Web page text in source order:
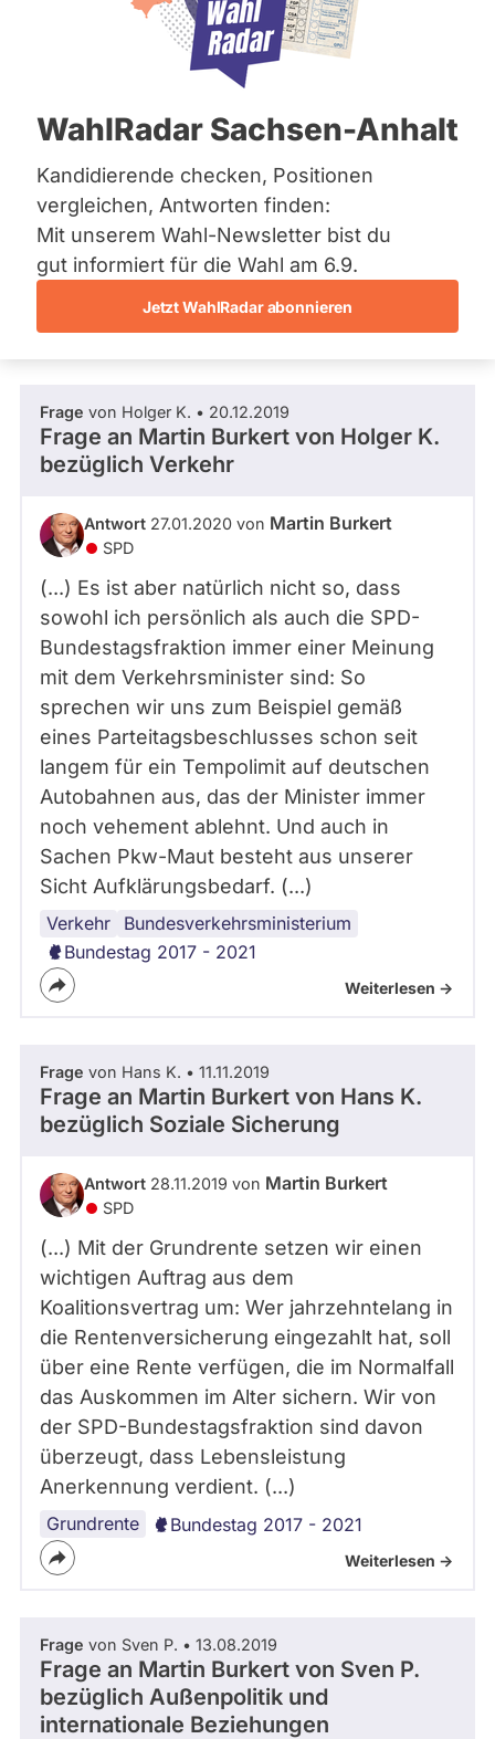
Bremen
Hamburg
Mecklenburg-Vorpommern
Nordrhein-Westfalen
Saarland
Sachsen
Sachsen-Anhalt
Sachsen-Anhalt
Schleswig-Holstein
Thüringen
Archiv
Spenden
WahlRadar Sachsen-Anhalt
Kandidierende checken, Positionen
vergleichen, Antworten finden:
Mit unserem Wahl-Newsletter bist du
gut informiert für die Wahl am 6.9.
Jetzt WahlRadar abonnieren
SPD
Dieser Politiker hat kein aktuelles und kein
zukünftiges Mandat und keine
Direktandidatur auf Landes-, Bundes- oder
Wahlliste werden bei uns nicht erfasst.
Die Fragefunktion ist für diese Person
derzeit nicht aktiv.
Politiker:innen
aktiven
oder
Mandaten
können
abgeordnetenwatch
befragt
werden.
Fragen und Antworten
Frage von Holger K. • 20.12.2019
Frage an Martin Burkert von Holger K.
bezüglich Verkehr
Antwort 27.01.2020 von Martin Burkert
SPD
(...) Es ist aber natürlich nicht so, dass
sowohl ich persönlich als auch die SPD-
Bundestagsfraktion immer einer Meinung
mit dem Verkehrsminister sind: So
sprechen wir uns zum Beispiel gemäß
eines Parteitagsbeschlusses schon seit
langem für ein Tempolimit auf deutschen
Autobahnen aus, das der Minister immer
noch vehement ablehnt. Und auch in
Sachen Pkw-Maut besteht aus unserer
Sicht Aufklärungsbedarf. (...)
Verkehr Bundesverkehrsministerium
Bundestag
Koalition
Bundesregierung
Bundestag 2017 - 2021
Weiterlesen ->
Frage von Hans K. • 11.11.2019
Frage an Martin Burkert von Hans K.
bezüglich Soziale Sicherung
Antwort 28.11.2019 von Martin Burkert
SPD
(...) Mit der Grundrente setzen wir einen
wichtigen Auftrag aus dem
Koalitionsvertrag um: Wer jahrzehntelang in
die Rentenversicherung eingezahlt hat, soll
über eine Rente verfügen, die im Normalfall
das Auskommen im Alter sichern. Wir von
der SPD-Bundestagsfraktion sind davon
überzeugt, dass Lebensleistung
Anerkennung verdient. (...)
Grundrente Bundestag 2017 - 2021
Weiterlesen ->
Frage von Sven P. • 13.08.2019
Frage an Martin Burkert von Sven P.
bezüglich Außenpolitik und
internationale Beziehungen